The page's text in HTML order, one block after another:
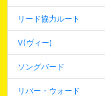
リード協力ルート
V(ヴィー)
ソングバード
リバー・ウォード